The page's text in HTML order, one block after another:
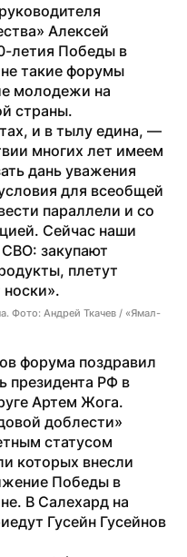
Алексей
летия Победы в
такие форумы
молодежи на
страны.
и в тылу едина, —
многих лет имеем
дань уважения
для всеобщей
параллели и со
Сейчас наши
закупают
плетут
Фото: Андрей Ткачев / «Ямал-
форума поздравил
президента РФ в
Артем Жога.
доблести»
статусом
которых внесли
Победы в
В Салехард на
Гусейн Гусейнов